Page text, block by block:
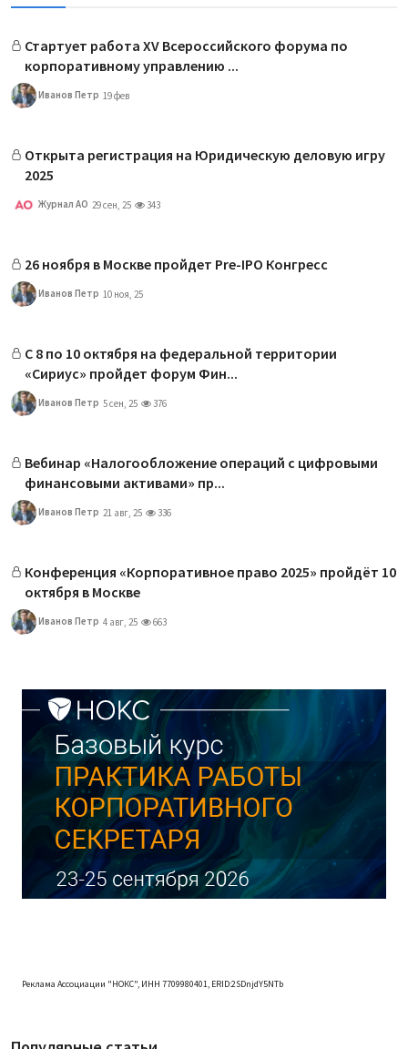
Стартует работа XV Всероссийского форума по
корпоративному управлению ...
Иванов Петр 19 фев
Открыта регистрация на Юридическую деловую игру
2025
Журнал АО 29 сен, 25 343
26 ноября в Москве пройдет Pre-IPO Конгресс
Иванов Петр 10 ноя, 25
С 8 по 10 октября на федеральной территории
«Сириус» пройдет форум Фин...
Иванов Петр 5 сен, 25 376
Вебинар «Налогообложение операций с цифровыми
финансовыми активами» пр...
Иванов Петр 21 авг, 25 336
Конференция «Корпоративное право 2025» пройдёт 10
октября в Москве
Иванов Петр 4 авг, 25 663
Реклама Ассоциации "НОКС", ИНН 7709980401, ERID:2SDnjdY5NTb